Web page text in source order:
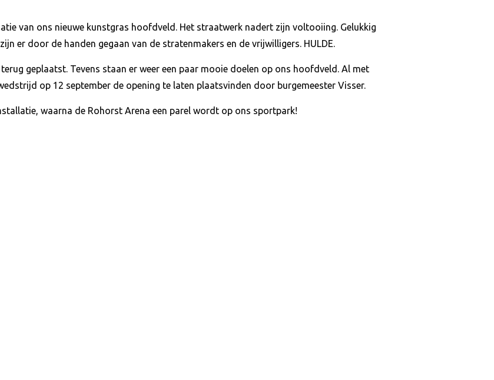
van ons nieuwe kunstgras hoofdveld. Het straatwerk nadert zijn voltooiing. Gelukkig
er door de handen gegaan van de stratenmakers en de vrijwilligers. HULDE.
geplaatst. Tevens staan er weer een paar mooie doelen op ons hoofdveld. Al met
op 12 september de opening te laten plaatsvinden door burgemeester Visser.
waarna de Rohorst Arena een parel wordt op ons sportpark!